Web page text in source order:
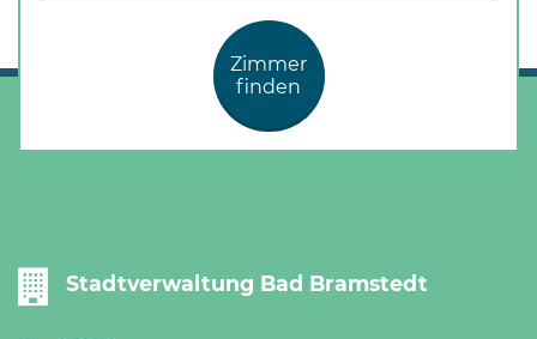
Zimmer
finden
Stadtverwaltung Bad Bramstedt